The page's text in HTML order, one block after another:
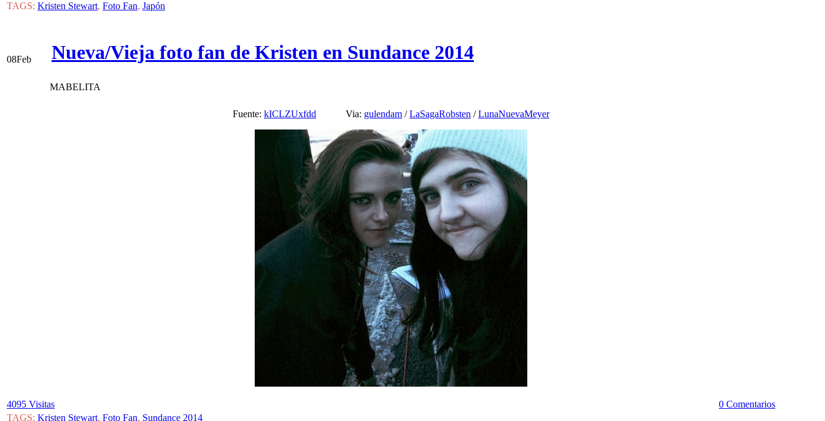
TAGS: Kristen Stewart, Foto Fan, Japón
08Feb Nueva/Vieja foto fan de Kristen en Sundance 2014
MABELITA
Fuente: kICLZUxfdd Via: gulendam /LaSagaRobsten /LunaNuevaMeyer
4095 Visitas
0 Comentarios
TAGS: Kristen Stewart, Foto Fan, Sundance 2014